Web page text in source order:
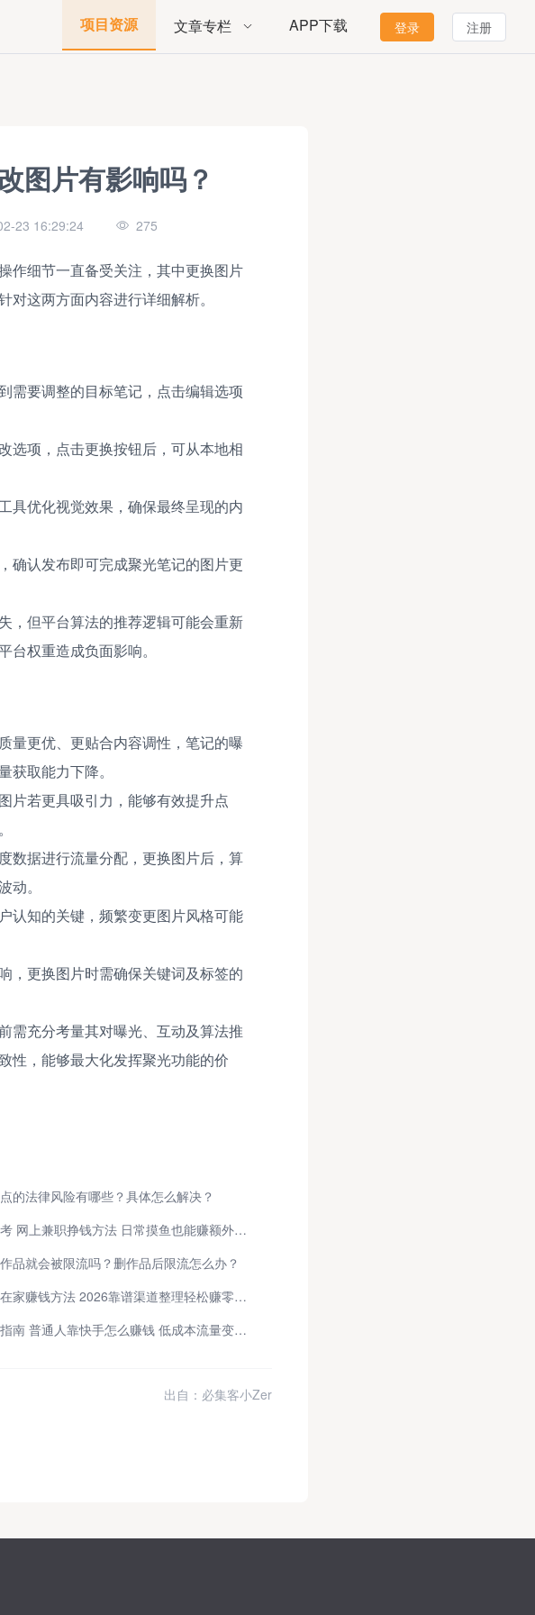
项目资源 文章专栏 APP下载 登录 注册
图片有影响吗？
23 16:29:24 275
作细节一直备受关注，其中更换图片
这两方面内容进行详细解析。
需要调整的目标笔记，点击编辑选项
选项，点击更换按钮后，可从本地相
具优化视觉效果，确保最终呈现的内
确认发布即可完成聚光笔记的图片更
，但平台算法的推荐逻辑可能会重新
权重造成负面影响。
量更优、更贴合内容调性，笔记的曝
取能力下降。
片若更具吸引力，能够有效提升点
数据进行流量分配，更换图片后，算
。
认知的关键，频繁变更图片风格可能
，更换图片时需确保关键词及标签的
需充分考量其对曝光、互动及算法推
性，能够最大化发挥聚光功能的价
的法律风险有哪些？具体怎么解决？
自由职业参考 网上兼职挣钱方法 日常摸鱼也能赚额外收入
品就会被限流吗？删作品后限流怎么办？
零基础入门在家赚钱方法 2026靠谱渠道整理轻松赚零花钱
上班族兼职指南 普通人靠快手怎么赚钱 低成本流量变现快速上手
出自：必集客小Zer